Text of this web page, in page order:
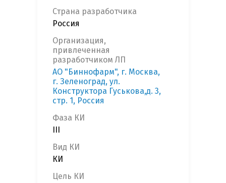
Страна разработчика
Россия
Организация,
привлеченная
разработчиком ЛП
АО "Биннофарм", г. Москва,
г. Зеленоград, ул.
Конструктора Гуськова,д. 3,
стр. 1, Россия
Фаза КИ
Вид КИ
КИ
Цель КИ